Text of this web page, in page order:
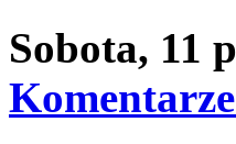
Sobota, 11